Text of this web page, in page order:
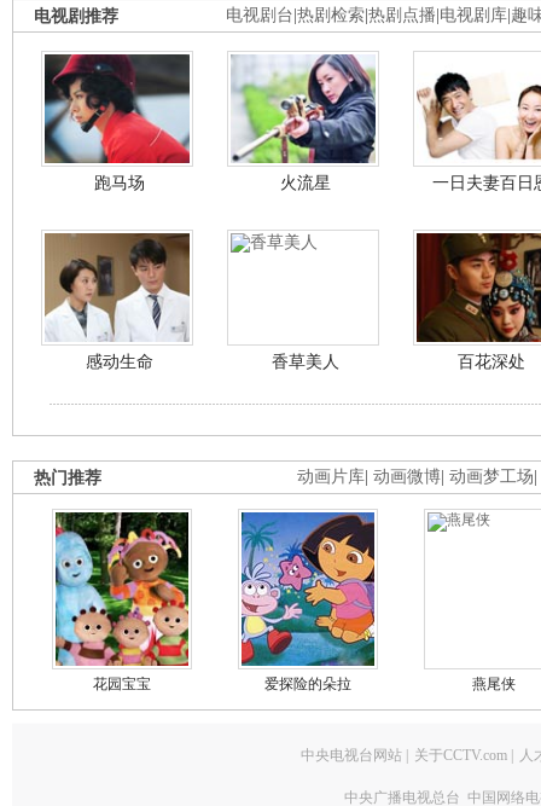
电视剧台 热剧检索 热剧点播 电视剧库 趣
电视剧推荐
跑马场 火流星 一日夫妻百日
感动生命 香草美人 百花深处
动画片库 动画微博 动画梦工场
热门推荐
花园宝宝 爱探险的朵拉 燕尾侠
中央电视台网站 关于CCTV.com 人
中央广播电视总台 中国网络